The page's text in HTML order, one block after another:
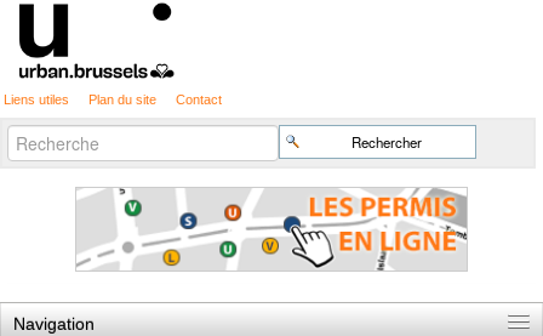
Liens utiles Plan du site Contact
Chercher par
Recherche
avancée…
Navigation